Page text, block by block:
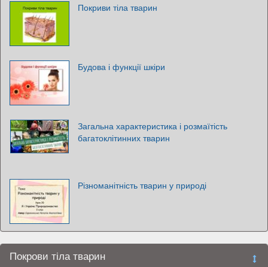
Покриви тіла тварин
Будова і функції шкіри
Загальна характеристика і розмаїтість
багатоклітинних тварин
Різноманітність тварин у природі
Покрови тіла тварин